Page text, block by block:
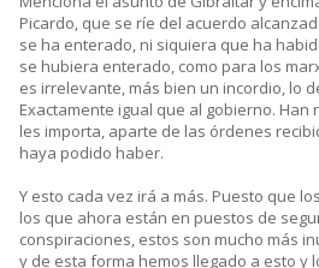
Picardo, que se ríe del acuerdo
se ha enterado, ni siquiera que ha
se hubiera enterado, como para los
es irrelevante, más bien un incordio, lo
Exactamente igual que al gobierno. Han
les importa, aparte de las órdenes
haya podido haber.
Y esto cada vez irá a más. Puesto que
los que ahora están en puestos de
conspiraciones, estos son mucho más
y de esta forma hemos llegado a esto y